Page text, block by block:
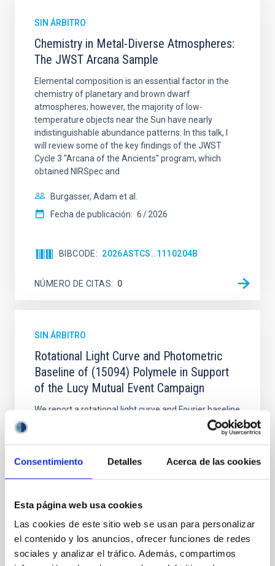
Consentimiento Detalles Acerca de las cookies
Esta página web usa cookies
Las cookies de este sitio web se usan para personalizar
el contenido y los anuncios, ofrecer funciones de redes
sociales y analizar el tráfico. Además, compartimos
SIN ÁRBITRO
Chemistry in Metal-Diverse Atmospheres:
The JWST Arcana Sample
Elemental composition is an essential factor in the
chemistry of planetary and brown dwarf
atmospheres; however, the majority of low-
temperature objects near the Sun have nearly
indistinguishable abundance patterns. In this talk, I
will review some of the key findings of the JWST
Cycle 3 "Arcana of the Ancients" program, which
obtained NIRSpec and
Burgasser, Adam et al.
Fecha de publicación: 6 2026
BIBCODE 2026ASTCS..1110204B
NÚMERO DE CITAS 0
SIN ÁRBITRO
Rotational Light Curve and Photometric
Baseline of (15094) Polymele in Support
of the Lucy Mutual Event Campaign
We report a rotational light curve and Fourier baseline
model for the Jupiter Trojan (15094) Polymele, a
primary target of the NASA Lucy mission, obtained
on 2026 May 19─20 and May 21─22 UT with the
Two-meter Twin Telescope (TTT). Phase-Dispersion
Alarcon, Miguel R. et al.
Fecha de publicación: 5 2026